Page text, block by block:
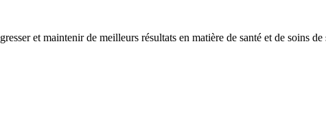
et maintenir de meilleurs résultats en matière de santé et de soins de